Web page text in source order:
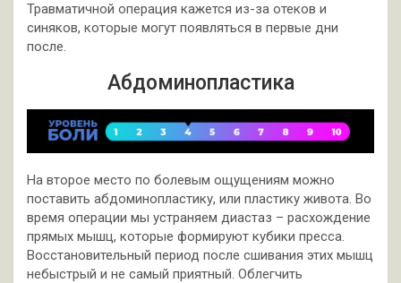
Травматичной операция кажется из-за отеков и
синяков, которые могут появляться в первые дни
после.
Абдоминопластика
На второе место по болевым ощущениям можно
поставить абдоминопластику, или пластику живота. Во
время операции мы устраняем диастаз – расхождение
прямых мышц, которые формируют кубики пресса.
Восстановительный период после сшивания этих мышц
небыстрый и не самый приятный. Облегчить